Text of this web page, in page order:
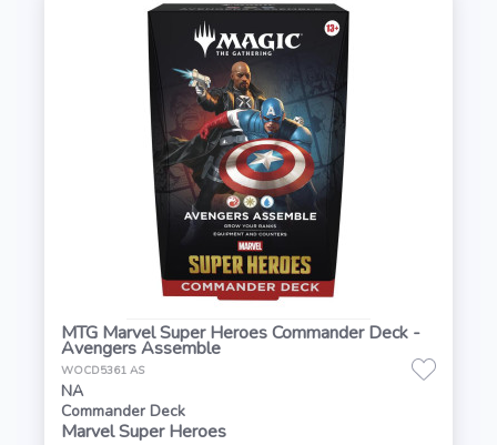
MTG Marvel Super Heroes Commander Deck -
Avengers Assemble
WOCD5361 AS
NA
Commander Deck
Marvel Super Heroes